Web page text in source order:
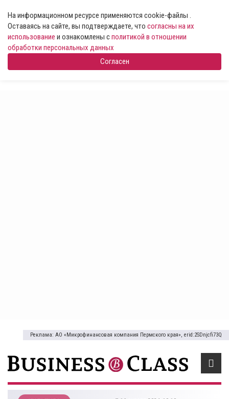
На информационном ресурсе применяются cookie-файлы .
Оставаясь на сайте, вы подтверждаете, что согласны на их
использование и ознакомлены сполитикой в отношении
обработки персональных данных
Согласен
Реклама: АО «Микрофинансовая компания Пермского края», erid:2SDnjcfi73Q